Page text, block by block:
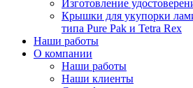
Изготовление
Крышки для укупорки
типа Pure Pak и Tetra Rex
Наши работы
О компании
Наши работы
Наши клиенты